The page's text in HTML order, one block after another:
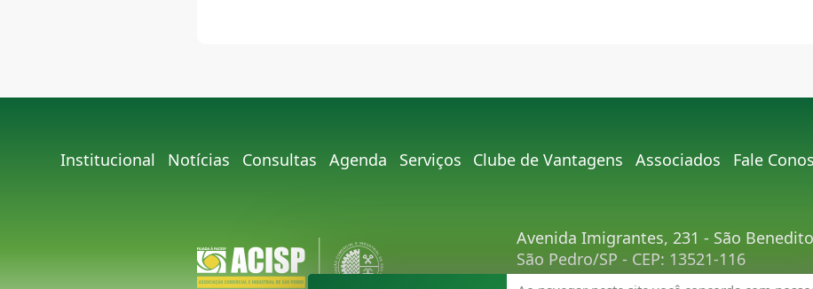
Institucional Notícias Consultas Agenda Serviços Clube de Vantagens Associados Fale
Avenida Imigrantes, 231 - São Benedito
São Pedro/SP - CEP: 13521-116
Telefone:(19) 3481-9030